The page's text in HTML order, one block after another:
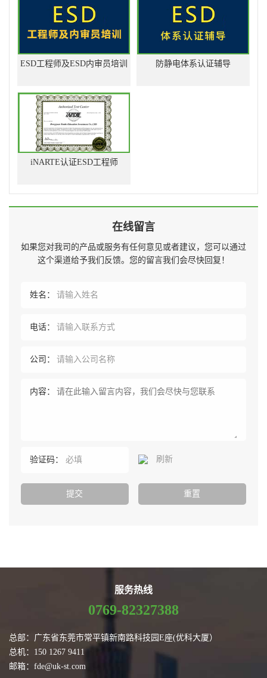
ESD工程师及ESD内审员培训 防静电体系认证辅导
iNARTE认证ESD工程师
在线留言
如果您对我司的产品或服务有任何意见或者建议，您可以通过
这个渠道给予我们反馈。您的留言我们会尽快回复！
姓名：
电话：
公司：
内容：
验证码： 刷新
服务热线
0769-82327388
总部：广东省东莞市常平镇新南路科技园E座(优科大厦）
总机：150 1267 9411
邮箱：fde@uk-st.com